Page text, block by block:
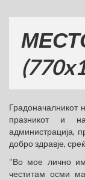
ЗА
Градоначалникот
празникот и
администрација,
добро здравје,
“Во мое лично
честитам осми